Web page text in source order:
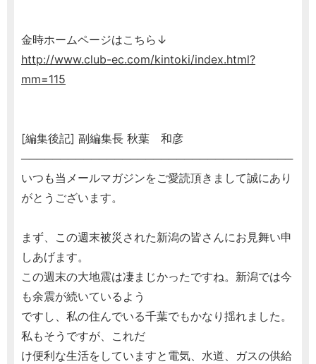
金時ホームページはこちら↓
http://www.club-ec.com/kintoki/index.html?
mm=115
[編集後記] 副編集長 秋葉 和彦
───────────────────────────────────
いつも当メールマガジンをご愛読頂きまして誠にあり
がとうございます。
まず、この週末被災された新潟の皆さんにお見舞い申
しあげます。
この週末の大地震は凄まじかったですね。新潟では今
も余震が続いているよう
ですし、私の住んでいる千葉でもかなり揺れました。
私もそうですが、これだ
け便利な生活をしていますと電気、水道、ガスの供給